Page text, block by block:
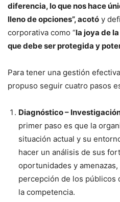
diferencia, lo que nos hace
lleno de opciones”, acotó y
corporativa como “la joya de
que debe ser protegida y
Para tener una gestión
propuso seguir cuatro pasos
Diagnóstico –
primer paso es que la
situación actual y su
hacer un análisis de sus
oportunidades y
percepción de los públicos
la competencia.